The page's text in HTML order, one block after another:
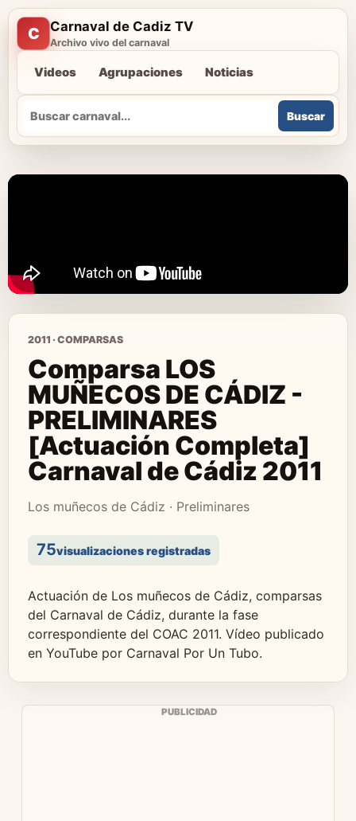
C Carnaval de Cadiz TV
Archivo vivo del carnaval
Videos Agrupaciones Noticias
Buscar
Buscar
2011 · COMPARSAS
Comparsa LOS
MUÑECOS DE CÁDIZ -
PRELIMINARES
[Actuación Completa]
Carnaval de Cádiz 2011
Los muñecos de Cádiz · Preliminares
75visualizaciones registradas
Actuación de Los muñecos de Cádiz, comparsas
del Carnaval de Cádiz, durante la fase
correspondiente del COAC 2011. Vídeo publicado
en YouTube por Carnaval Por Un Tubo.
PUBLICIDAD